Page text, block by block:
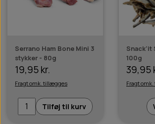
Serrano Ham Bone Mini 3
stykker - 80g
19,95 kr.
Fragt omk. tillægges
Tilføj til kurv
Snack'it
100g
39,95
Fragt